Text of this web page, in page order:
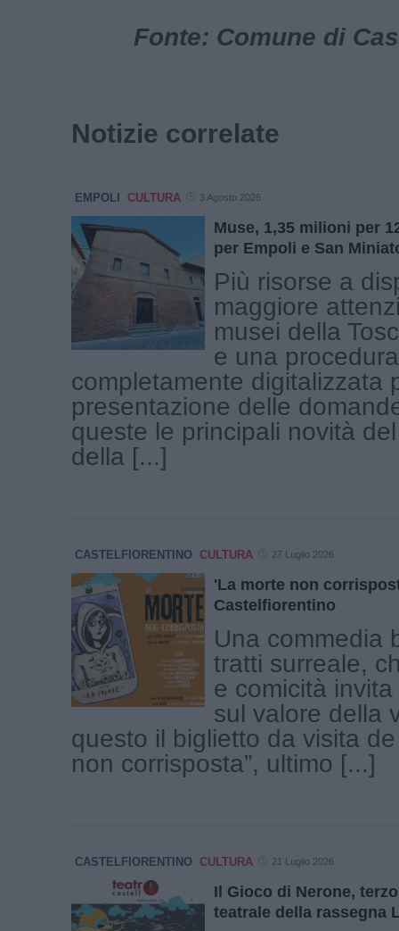
Fonte: Comune di
Notizie correlate
EMPOLI CULTURA 3 Agosto 2026
Muse, 1,35 milioni per
per Empoli e San
Più risorse a
maggiore
musei della
e una procedura
completamente digitalizzata
presentazione delle
queste le principali novità
della [...]
CASTELFIORENTINO CULTURA 27 Luglio 2026
'La morte non
Castelfiorentino
Una commedia
tratti surreale,
e comicità
sul valore della
questo il biglietto da visita de
non corrisposta”, ultimo [...]
CASTELFIORENTINO CULTURA 21 Luglio 2026
Il Gioco di Nerone,
teatrale della rassegna